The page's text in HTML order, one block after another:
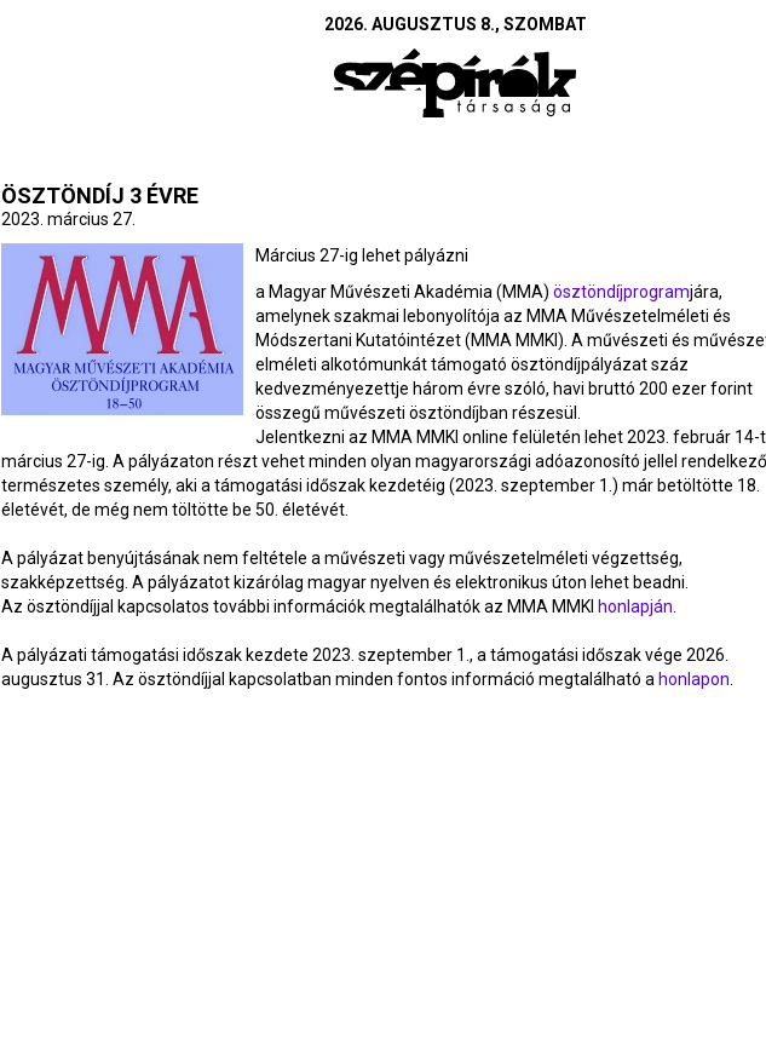
2026. AUGUSZTUS 8., SZOMBAT
ÖSZTÖNDÍJ 3 ÉVRE
2023. március 27.
Március 27-ig lehet pályázni
a Magyar Művészeti Akadémia (MMA) ösztöndíj­programjára,
amelynek szakmai lebonyolítója az MMA Művészetelméleti és
Módszertani Kutatóintézet (MMA MMKI). A művészeti és
elméleti alkotómunkát támogató ösztöndíjpályázat száz
kedvezményezettje három évre szóló, havi bruttó 200 ezer forint
összegű művészeti ösztöndíjban részesül.
Jelentkezni az MMA MMKI online felületén lehet 2023. február 14-
március 27-ig. A pályázaton részt vehet minden olyan magyarországi adóazonosító jellel rendelkező
természetes személy, aki a támogatási időszak kezdetéig (2023. szeptember 1.) már betöltötte 18.
életévét, de még nem töltötte be 50. életévét.
A pályázat benyújtásának nem feltétele a művészeti vagy művészetelméleti végzettség,
szakképzettség. A pályázatot kizárólag magyar nyelven és elektronikus úton lehet beadni.
Az ösztöndíjjal kapcsolatos további információk megtalálhatók az MMA MMKI honlapján.
A pályázati támogatási időszak kezdete 2023. szeptember 1., a támogatási időszak vége 2026.
augusztus 31. Az ösztöndíjjal kapcsolatban minden fontos információ megtalálható a honlapon.